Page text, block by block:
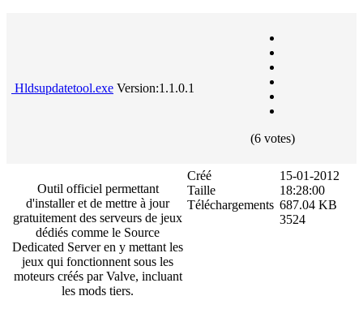
Hldsupdatetool.exe Version:1.1.0.1
(6 votes)
Outil officiel permettant
d'installer et de mettre à jour
gratuitement des serveurs de jeux
dédiés comme le Source
Dedicated Server en y mettant les
jeux qui fonctionnent sous les
moteurs créés par Valve, incluant
les mods tiers.
Créé
Taille
Téléchargements
15-01-2012
18:28:00
687.04 KB
3524